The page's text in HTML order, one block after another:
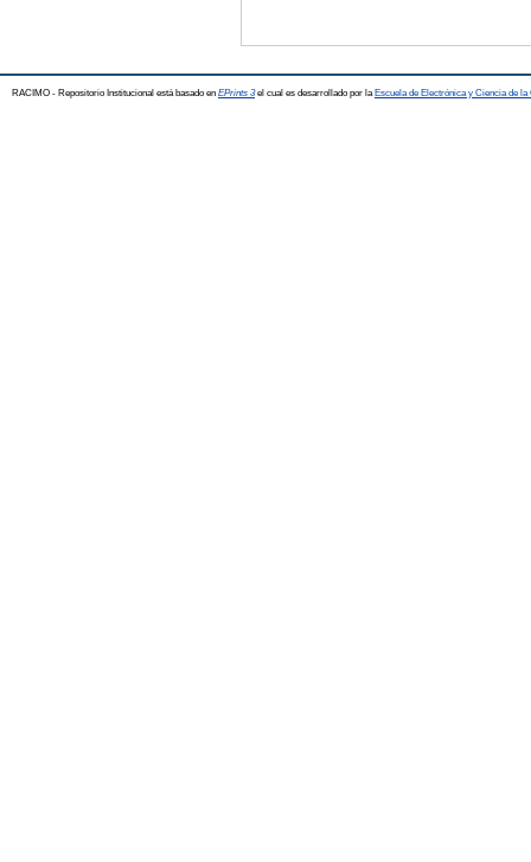
RACIMO - Repositorio Institucional está basado en EPrints 3el cual es desarrollado por la Escuela de Electrónica y Ciencia de la